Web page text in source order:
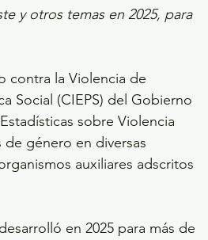
y otros temas en 2025, para
contra la Violencia de
Social (CIEPS) del Gobierno
sobre Violencia
de género en diversas
auxiliares adscritos
en 2025 para más de